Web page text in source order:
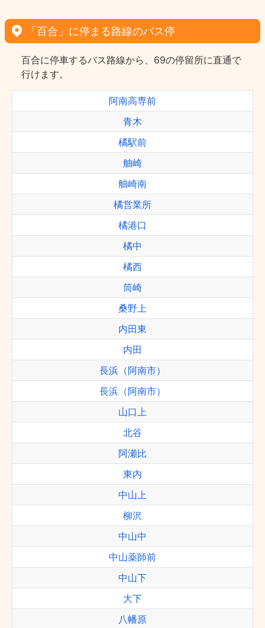
「百合」に停まる路線のバス停
百合に停車するバス路線から、69の停留所に直通で
行けます。
阿南高専前
青木
橘駅前
舳崎
舳崎南
橘営業所
橘港口
橘中
橘西
筒崎
桑野上
内田東
内田
長浜（阿南市）
長浜（阿南市）
山口上
北谷
阿瀬比
東内
中山上
柳沢
中山中
中山薬師前
中山下
大下
八幡原